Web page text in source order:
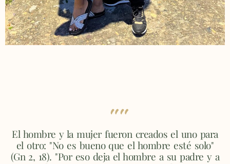
""
El hombre y la mujer fueron creados el uno para
el otro: "No es bueno que el hombre esté solo"
(Gn 2, 18). "Por eso deja el hombre a su padre y a